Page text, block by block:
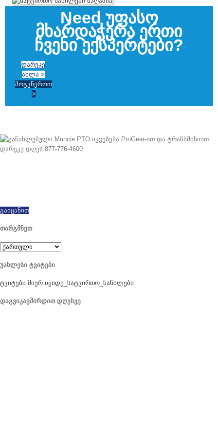
Need უფასო
მხარდაჭერა ერთი
ჩვენი ექსპერტები?
ᲓᲐᲠᲔᲙᲔ
ᲐᲮᲚᲐ >
ᲛᲝᲒᲕᲬᲔᲠᲝᲗ
>
გაიცანით
თარგმნეთ
უახლესი ტვიტები
ტვიტები მიერ იყიდე_სატვირთო_ნაწილები
დაგვიკავშირდით დღესვე